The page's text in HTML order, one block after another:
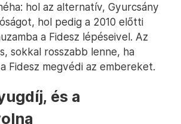
hol az alternatív, Gyurcsány
hol pedig a 2010 előtti
a Fidesz lépéseivel. Az
sokkal rosszabb lenne, ha
Fidesz megvédi az embereket.
és a